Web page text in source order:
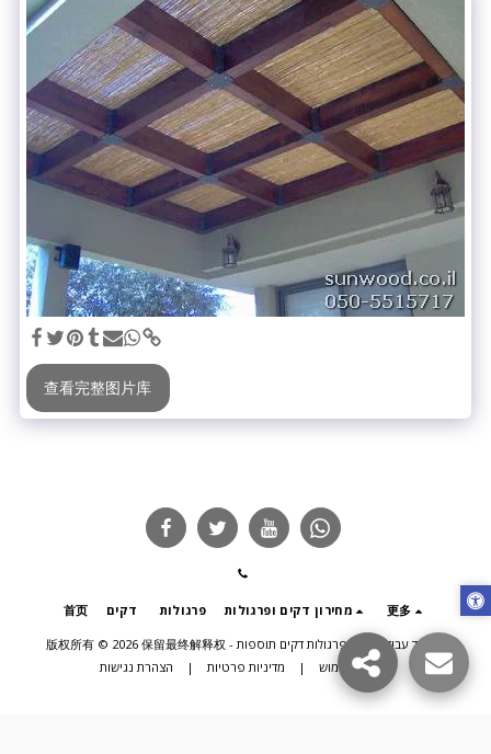
查看完整图片库
首页 פרגולות מחירון דקים ופרגולות 更多
版权所有 © 2026 保留最终解释权 - סאנווד עבודות עץ - פרגולות דקים תוספות
תנאי שימוש | מדיניות פרטיות | הצהרת נגישות